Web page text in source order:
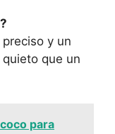
y un
que un
para